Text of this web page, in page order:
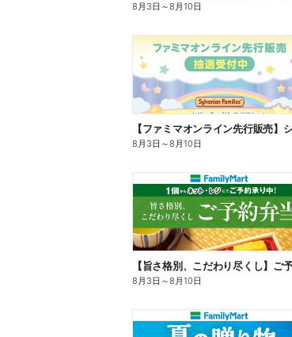
8月3日 ～8月10日
8月3日 ～8月10日
8月3日 ～8月10日